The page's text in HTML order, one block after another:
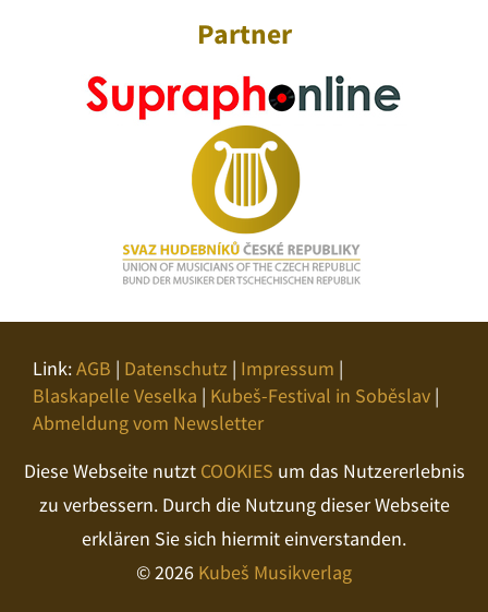
Partner
Link:AGB | Datenschutz | Impressum |
Blaskapelle Veselka | Kubeš-Festival in Soběslav |
Abmeldung vom Newsletter
Diese Webseite nutzt COOKIES um das Nutzererlebnis
zu verbessern. Durch die Nutzung dieser Webseite
erklären Sie sich hiermit einverstanden.
© 2026 Kubeš Musikverlag